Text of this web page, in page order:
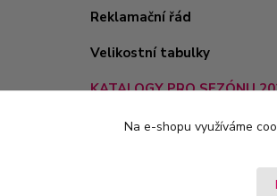
Reklamační řád
Velikostní tabulky
KATALOGY PRO SEZÓNU
Na e-shopu využíváme